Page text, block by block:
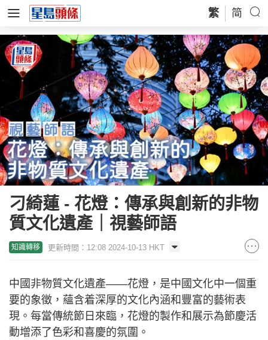
繁 简
刁綺蓮 - 花燈：傳承與創新的非物
質文化遺產｜視藝師語
知識轉移 更新時間：12:08 2024-10-13 HKT
中國非物質文化遺產——花燈，是中國文化中一個重
要的象徵，蘊含着深厚的文化內涵和豐富的藝術表
現。每當傳統節日來臨，花燈的製作和展示為節慶活
動增添了色彩和喜慶的氛圍。